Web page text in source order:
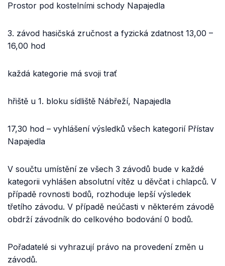
Prostor pod kostelními schody Napajedla
3. závod hasičská zručnost a fyzická zdatnost 13,00 –
16,00 hod
každá kategorie má svoji trať
hřiště u 1. bloku sídliště Nábřeží, Napajedla
17,30 hod – vyhlášení výsledků všech kategorií Přístav
Napajedla
V součtu umístění ze všech 3 závodů bude v každé
kategorii vyhlášen absolutní vítěz u děvčat i chlapců. V
případě rovnosti bodů, rozhoduje lepší výsledek
třetího závodu. V případě neúčasti v některém závodě
obdrží závodník do celkového bodování 0 bodů.
Pořadatelé si vyhrazují právo na provedení změn u
závodů.